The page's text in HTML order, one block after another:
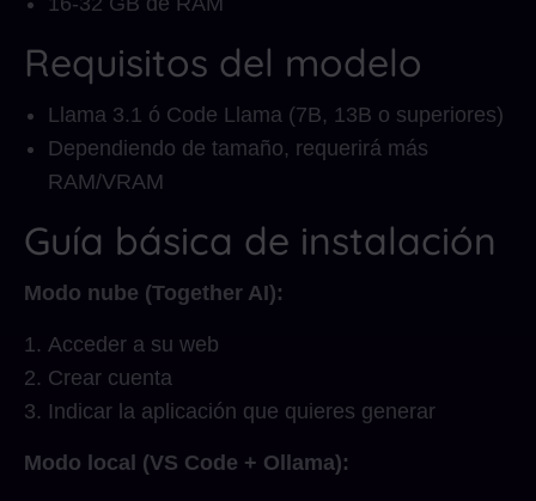
Requisitos del modelo
Llama 3.1 ó Code Llama (7B, 13B o superiores)
Dependiendo de tamaño, requerirá más
RAM/VRAM
Guía básica de instalación
Modo nube (Together AI):
Acceder a su web
Crear cuenta
Indicar la aplicación que quieres generar
Modo local (VS Code + Ollama):